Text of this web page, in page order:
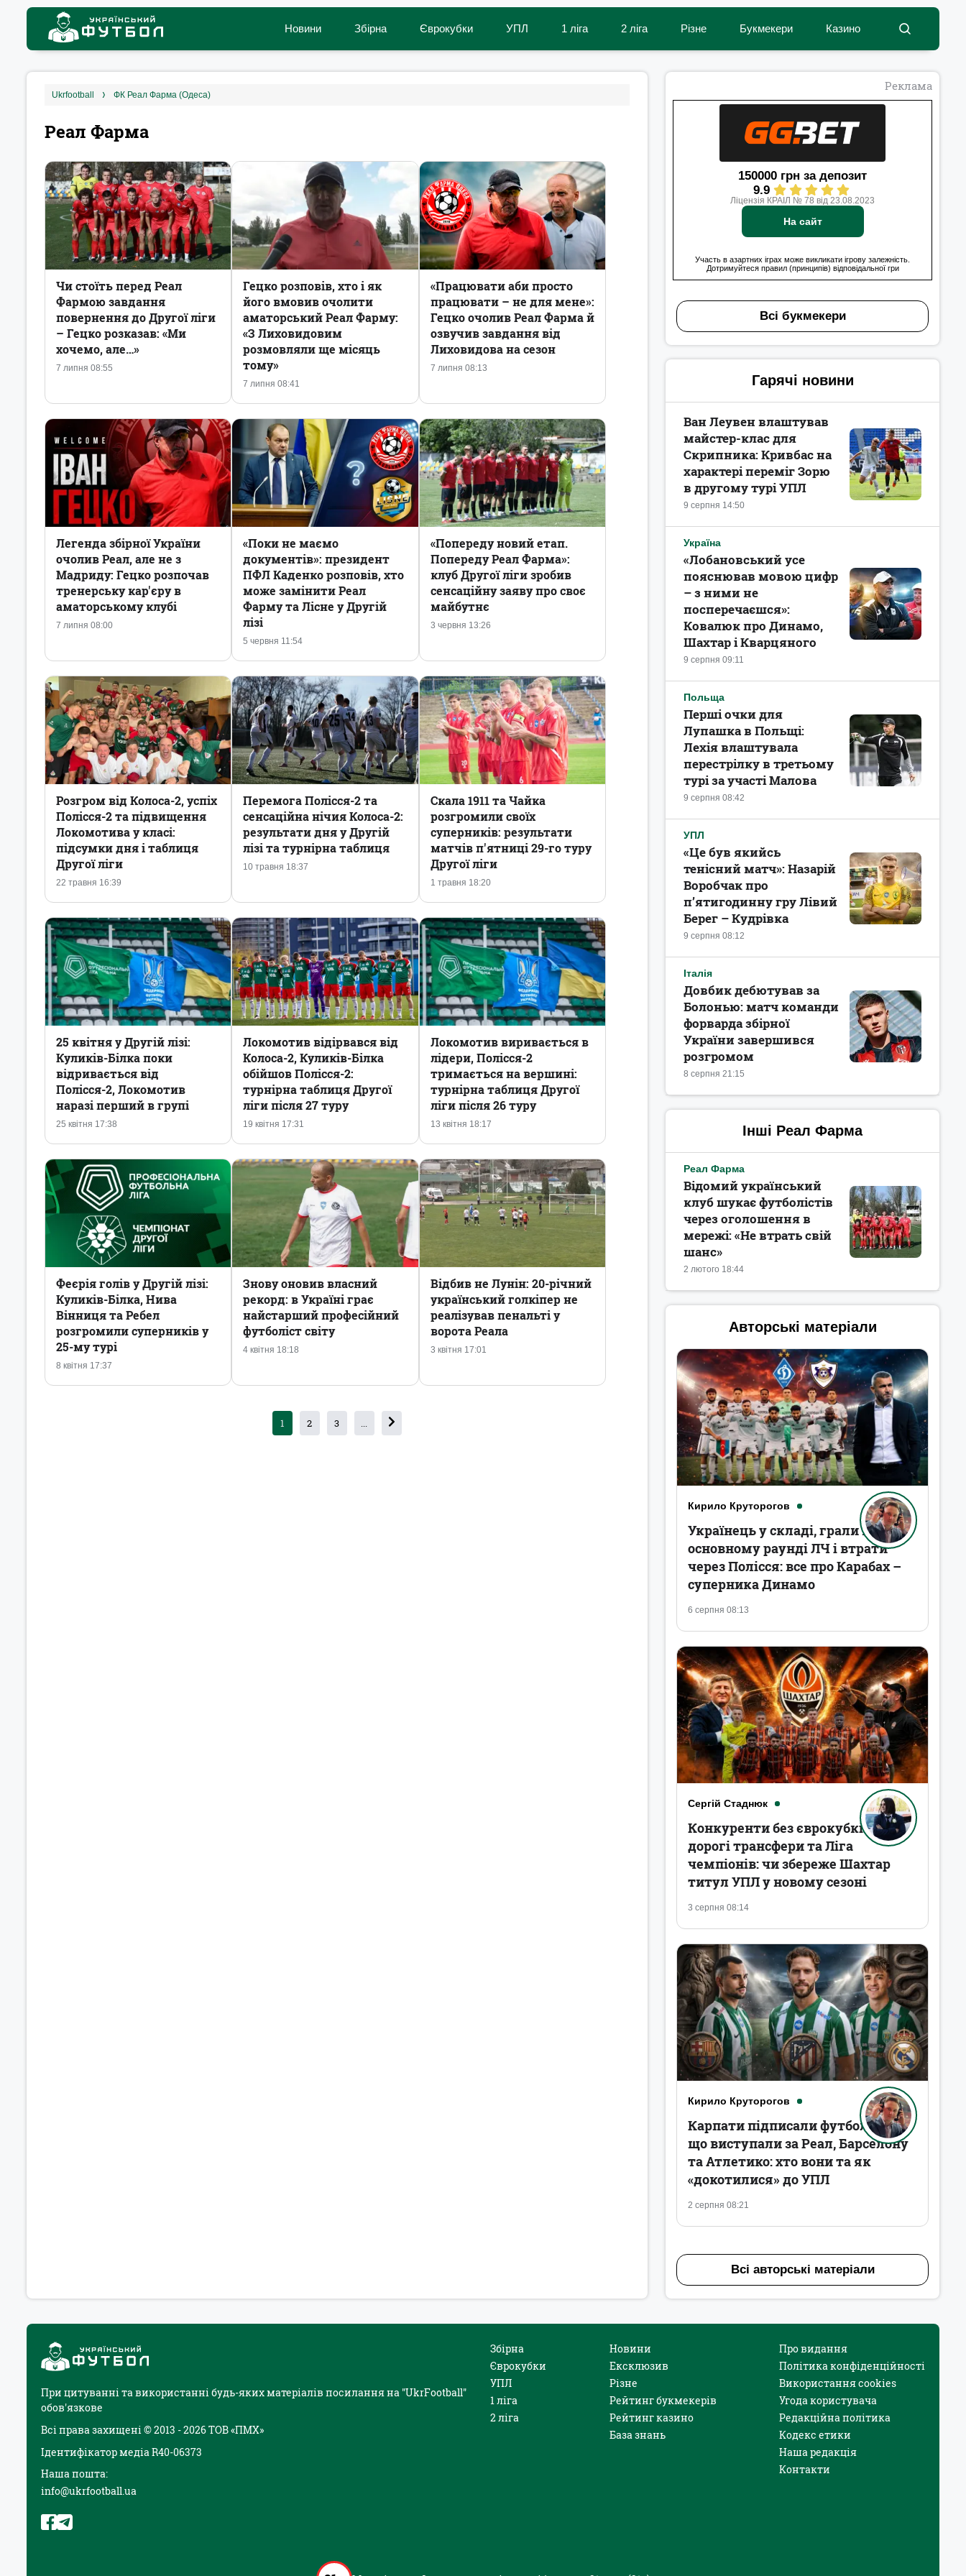
Новини Збірна Єврокубки УПЛ 1 ліга 2 ліга Різне Букмекери Казино
ukrfootball ФК Реал Фарма (Одеса)
Реал Фарма
7 липня 08:55
Чи стоїть перед Реал
Фармою завдання
повернення до Другої ліги
– Гецко розказав: «Ми
хочемо, але…»
7 липня 08:41
Гецко розповів, хто і як
його вмовив очолити
аматорський Реал Фарму:
«З Лиховидовим
розмовляли ще місяць
тому»
7 липня 08:13
«Працювати аби просто
працювати – не для мене»:
Гецко очолив Реал Фарма й
озвучив завдання від
Лиховидова на сезон
7 липня 08:00
Легенда збірної України
очолив Реал, але не з
Мадриду: Гецко розпочав
тренерську кар'єру в
аматорському клубі
5 червня 11:54
«Поки не маємо
документів»: президент
ПФЛ Каденко розповів, хто
може замінити Реал
Фарму та Лісне у Другій
лізі
3 червня 13:26
«Попереду новий етап.
Попереду Реал Фарма»:
клуб Другої ліги зробив
сенсаційну заяву про своє
майбутнє
22 травня 16:39
Розгром від Колоса-2, успіх
Полісся-2 та підвищення
Локомотива у класі:
підсумки дня і таблиця
Другої ліги
10 травня 18:37
Перемога Полісся-2 та
сенсаційна нічия Колоса-2:
результати дня у Другій
лізі та турнірна таблиця
1 травня 18:20
Скала 1911 та Чайка
розгромили своїх
суперників: результати
матчів п'ятниці 29-го туру
Другої ліги
25 квітня 17:38
25 квітня у Другій лізі:
Куликів-Білка поки
відривається від
Полісся-2, Локомотив
наразі перший в групі
19 квітня 17:31
Локомотив відірвався від
Колоса-2, Куликів-Білка
обійшов Полісся-2:
турнірна таблиця Другої
ліги після 27 туру
13 квітня 18:17
Локомотив виривається в
лідери, Полісся-2
тримається на вершині:
турнірна таблиця Другої
ліги після 26 туру
8 квітня 17:37
Феєрія голів у Другій лізі:
Куликів-Білка, Нива
Вінниця та Ребел
розгромили суперників у
25-му турі
4 квітня 18:18
Знову оновив власний
рекорд: в Україні грає
найстарший професійний
футболіст світу
3 квітня 17:01
Відбив не Лунін: 20-річний
український голкіпер не
реалізував пенальті у
ворота Реала
1 2 3 ...
Реклама
150000 грн за депозит
9.9
Ліцензія КРАІЛ № 78 від 23.08.2023
На сайт
Участь в азартних іграх може викликати ігрову залежність.
Дотримуйтеся правил (принципів) відповідальної гри
Всі букмекери
Гарячі новини
9 серпня 14:50
Ван Леувен влаштував
майстер-клас для
Скрипника: Кривбас на
характері переміг Зорю
в другому турі УПЛ
Україна
9 серпня 09:11
«Лобановський усе
пояснював мовою цифр
– з ними не
посперечаєшся»:
Ковалюк про Динамо,
Шахтар і Кварцяного
Польща
9 серпня 08:42
Перші очки для
Лупашка в Польщі:
Лехія влаштувала
перестрілку в третьому
турі за участі Малова
УПЛ
9 серпня 08:12
«Це був якийсь
тенісний матч»: Назарій
Воробчак про
п’ятигодинну гру Лівий
Берег – Кудрівка
Італія
8 серпня 21:15
Довбик дебютував за
Болонью: матч команди
форварда збірної
України завершився
розгромом
Інші Реал Фарма
Реал Фарма
2 лютого 18:44
Відомий український
клуб шукає футболістів
через оголошення в
мережі: «Не втрать свій
шанс‎»
Авторські матеріали
Кирило Круторогов
6 серпня 08:13
Українець у складі, грали в
основному раунді ЛЧ і втрати
через Полісся: все про Карабах –
суперника Динамо
Сергій Стаднюк
3 серпня 08:14
Конкуренти без єврокубків,
дорогі трансфери та Ліга
чемпіонів: чи збереже Шахтар
титул УПЛ у новому сезоні
Кирило Круторогов
2 серпня 08:21
Карпати підписали футболістів,
що виступали за Реал, Барселону
та Атлетико: хто вони та як
«докотилися» до УПЛ
Всі авторські матеріали
При цитуванні та використанні будь-яких матеріалів посилання на "UkrFootball"
обов'язкове
Всі права захищені © 2013 - 2026 ТОВ «ПМХ»
Ідентифікатор медіа R40-06373
Наша пошта:
info@ukrfootball.ua
Збірна
Єврокубки
УПЛ
1 ліга
2 ліга
Новини
Ексклюзив
Різне
Рейтинг букмекерів
Рейтинг казино
База знань
Про видання
Політика конфіденційності
Використання cookies
Угода користувача
Редакційна політика
Кодекс етики
Наша редакція
Контакти